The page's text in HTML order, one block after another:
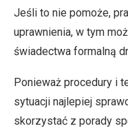
Jeśli to nie pomoże,
uprawnienia, w tym
świadectwa formalną
Ponieważ procedury i
sytuacji najlepiej
skorzystać z porady